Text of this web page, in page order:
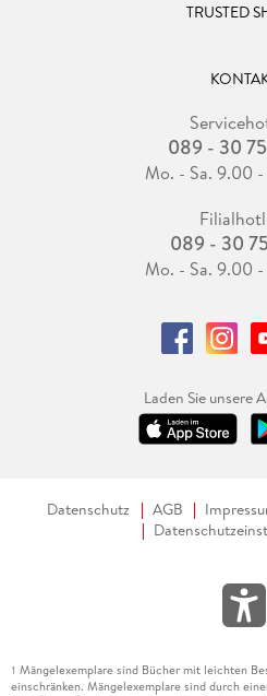
TRUSTED
089 - 30
Mo. - Sa. 9.00
089 - 30
Mo. - Sa. 9.00
Laden Sie unsere
Datenschutz AGB
1 Mängelexemplare sind Bücher mit leichten
einschränken. Mängelexemplare sind durch